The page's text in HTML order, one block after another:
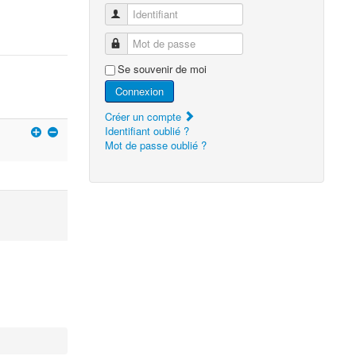
Identifiant
Mot de passe
Se souvenir de moi
Connexion
Créer un compte
Identifiant oublié ?
Mot de passe oublié ?